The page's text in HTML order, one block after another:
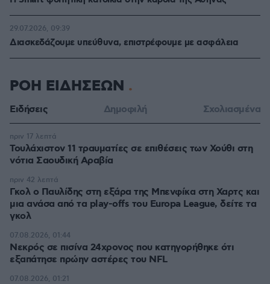
Διασκεδάζουμε υπεύθυνα, επιστρέφουμε με ασφάλεια
29.07.2026, 09:39
ΡΟΗ ΕΙΔΗΣΕΩΝ
Ειδήσεις Δημοφιλή Σχολιασμένα
Τουλάχιστον 11 τραυματίες σε επιθέσεις των Χούθι στη
νότια Σαουδική Αραβία
πριν 17 λεπτά
Γκολ ο Παυλίδης στη εξάρα της Μπενφίκα στη Χαρτς και
μια ανάσα από τα play-offs του Europa League, δείτε τα
γκολ
πριν 42 λεπτά
Νεκρός σε πισίνα 24χρονος που κατηγορήθηκε ότι
εξαπάτησε πρώην αστέρες του NFL
07.08.2026, 01:44
07.08.2026, 01:21